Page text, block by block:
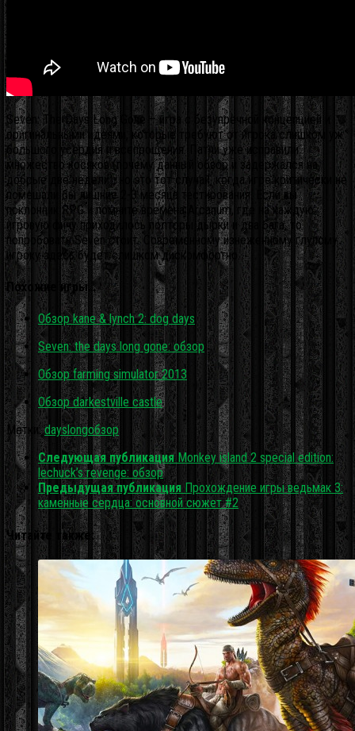
Seven: The Days Long Gone – игра с безупречной концепцией и
оригинальными идеями, которые требуют от игрока слишком уж
большого усердия и всепрощения. Патчи уже исправили
множество косяков (почему данный обзор и задержался на
добрые две недели), но это тот случай, когда игре критически не
помешали бы лишние 2-3 месяца тестирования. Если вы
поклонник RPG и помните времена Arcanum, где на каждую
игровую фичу приходилось полторы дырки и два бага, то
попробовать Seven стоит. Современному изнеженному глупому
игроку здесь будет слишком дискомфортно.
Похожие игры…
Обзор kane & lynch 2: dog days
Seven: the days long gone: обзор
Обзор farming simulator 2013
Обзор darkestville castle
Метки: dayslongобзор
Следующая публикация Monkey island 2 special edition:
lechuck’s revenge: обзор
Предыдущая публикация Прохождение игры ведьмак 3:
каменные сердца: основной сюжет #2
Читайте также: